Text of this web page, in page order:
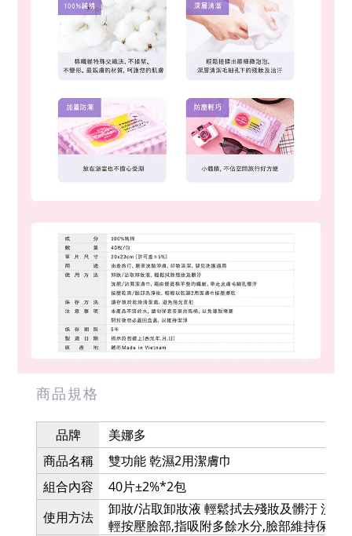
商品規格
品牌
美娜多
商品名稱
雙功能 乾濕2用潔膚巾
組合內容
40片±2%*2包
使用方法
卸妝/沾取卸妝液 輕鬆拭去殘妝及髒汙 洗
輕按壓臉部,指吸附多餘水分,臉部維持保濕